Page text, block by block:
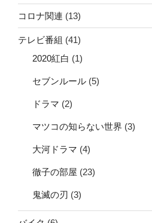
コロナ関連 (13)
テレビ番組 (41)
2020紅白 (1)
セブンルール (5)
ドラマ (2)
マツコの知らない世界 (3)
大河ドラマ (4)
徹子の部屋 (23)
鬼滅の刃 (3)